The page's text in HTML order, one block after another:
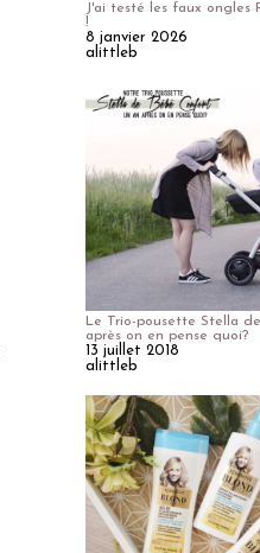
J'ai testé les faux ongles
!
8 janvier 2026
alittleb
Le Trio-pousette Stella
après on en pense quoi?
13 juillet 2018
alittleb